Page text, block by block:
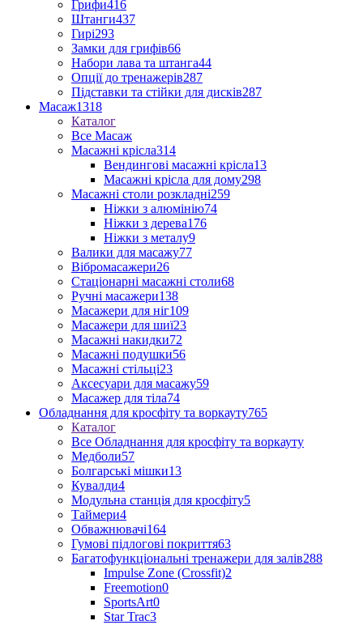
Грифи416
Штанги437
Гирі293
Замки для грифів66
Набори лава та штанга44
Опції до тренажерів287
Підставки та стійки для дисків287
Масаж1318
Каталог
Все Масаж
Масажні крісла314
Вендингові масажні крісла13
Масажні крісла для дому298
Масажні столи розкладні259
Ніжки з алюмінію74
Ніжки з дерева176
Ніжки з металу9
Валики для масажу77
Вібромасажери26
Стаціонарні масажні столи68
Ручні масажери138
Масажери для ніг109
Масажери для шиї23
Масажні накидки72
Масажні подушки56
Масажні стільці23
Аксесуари для масажу59
Масажер для тіла74
Обладнання для кросфіту та воркауту765
Каталог
Все Обладнання для кросфіту та воркауту
Медболи57
Болгарські мішки13
Кувалди4
Модульна станція для кросфіту5
Таймери4
Обважнювачі164
Гумові підлогові покриття63
Багатофункціональні тренажери для залів288
Impulse Zone (Crossfit)2
Freemotion0
SportsArt0
Star Trac3